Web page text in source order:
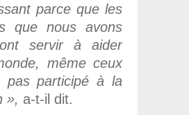
parce que les
que nous avons
servir à aider
même ceux
pas participé à la
», a-t-il dit.